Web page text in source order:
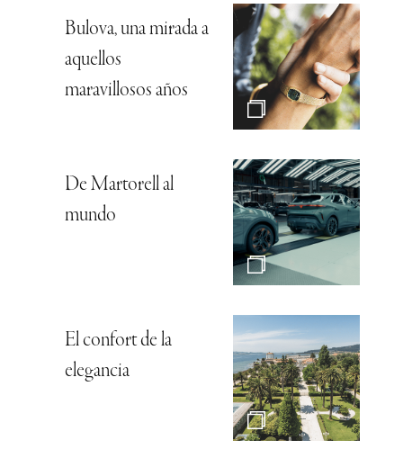
Bulova, una mirada a
aquellos
maravillosos años
De Martorell al
mundo
El confort de la
elegancia